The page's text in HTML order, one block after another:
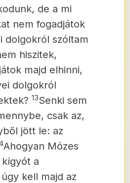
de a mi
nem fogadjátok
dolgokról szóltam
hiszitek,
majd elhinni,
dolgokról
13Senki sem
csak az,
jött le: az
Ahogyan Mózes
a
kell majd az